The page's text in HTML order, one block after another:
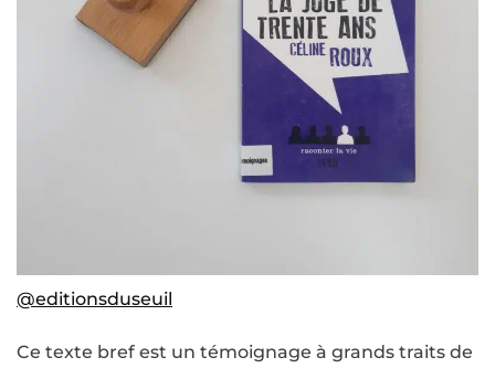
@editionsduseuil
Ce texte bref est un témoignage à grands traits de